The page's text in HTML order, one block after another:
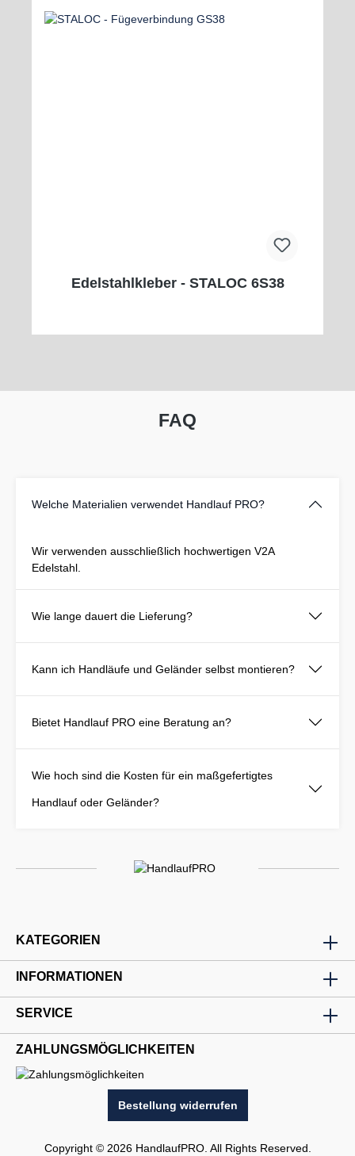
Edelstahlkleber - STALOC 6S38
FAQ
Welche Materialien verwendet Handlauf PRO?
Wir verwenden ausschließlich hochwertigen V2A
Edelstahl.
Wie lange dauert die Lieferung?
Kann ich Handläufe und Geländer selbst montieren?
Bietet Handlauf PRO eine Beratung an?
Wie hoch sind die Kosten für ein maßgefertigtes
Handlauf oder Geländer?
KATEGORIEN
INFORMATIONEN
SERVICE
ZAHLUNGSMÖGLICHKEITEN
Bestellung widerrufen
Copyright © 2026 HandlaufPRO. All Rights Reserved.